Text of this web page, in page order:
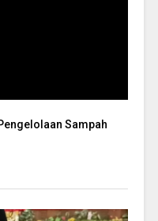
Sampah